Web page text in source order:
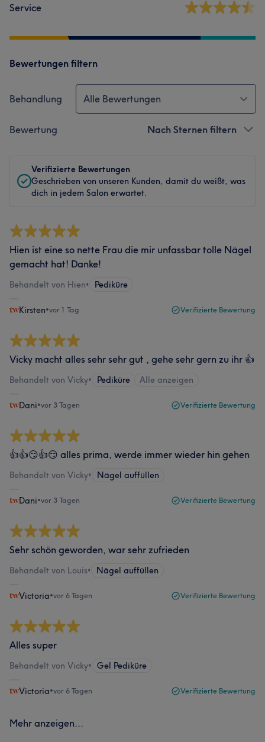
Service
Bewertungen filtern
Behandlung Alle Bewertungen
Bewertung Nach Sternen filtern
Verifizierte Bewertungen
Geschrieben von unseren Kunden, damit du weißt, was
dich in jedem Salon erwartet.
Hien ist eine so nette Frau die mir unfassbar tolle Nägel
gemacht hat! Danke!
Behandelt von Hien• Pediküre
Kirsten•vor 1 Tag Verifizierte Bewertung
Vicky macht alles sehr sehr gut , gehe sehr gern zu ihr 👍
Behandelt von Vicky• Pediküre Alle anzeigen
Dani•vor 3 Tagen Verifizierte Bewertung
👍👍😏👍😏 alles prima, werde immer wieder hin gehen
Behandelt von Vicky• Nägel auffüllen
Dani•vor 3 Tagen Verifizierte Bewertung
Sehr schön geworden, war sehr zufrieden
Behandelt von Louis• Nägel auffüllen
Victoria•vor 6 Tagen Verifizierte Bewertung
Alles super
Behandelt von Vicky• Gel Pediküre
Victoria•vor 6 Tagen Verifizierte Bewertung
Mehr anzeigen...